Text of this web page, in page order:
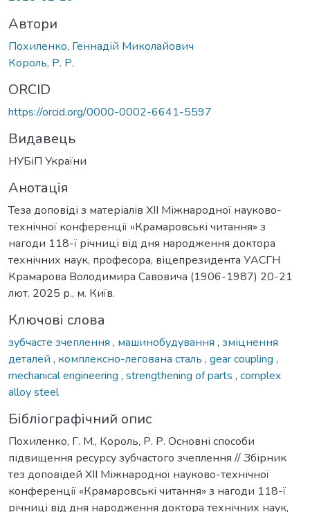
Автори
Похиленко, Геннадій Миколайович
Король, Р. Р.
ORCID
https://orcid.org/0000-0002-6641-5597
Видавець
НУБіП України
Анотація
Теза доповіді з матеріалів ХІІ Міжнародної науково-
технічної конференції «Крамаровські читання» з
нагоди 118-ї річниці від дня народження доктора
технічних наук, професора, віцепрезидента УАСГН
Крамарова Володимира Савовича (1906-1987) 20-21
лют. 2025 р., м. Київ.
Ключові слова
зубчасте зчеплення , машинобудування , зміцнення
деталей , комплексно-легована сталь , gear coupling ,
mechanical engineering , strengthening of parts , complex
alloy steel
Бібліографічний опис
Похиленко, Г. М., Король, Р. Р. Основні способи
підвищення ресурсу зубчастого зчеплення // Збірник
тез доповідей ХІІ Міжнародної науково-технічної
конференції «Крамаровські читання» з нагоди 118-ї
річниці від дня народження доктора технічних наук,